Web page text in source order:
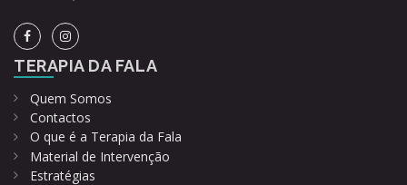
TERAPIA DA FALA
Quem Somos
Contactos
O que é a Terapia da Fala
Material de Intervenção
Estratégias